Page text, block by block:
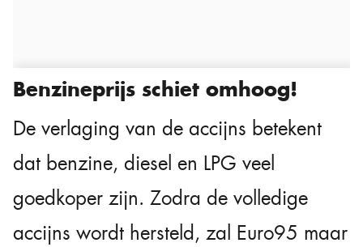
Benzineprijs schiet omhoog!
De verlaging van de accijns betekent
dat benzine, diesel en LPG veel
goedkoper zijn. Zodra de volledige
accijns wordt hersteld, zal Euro95 maar